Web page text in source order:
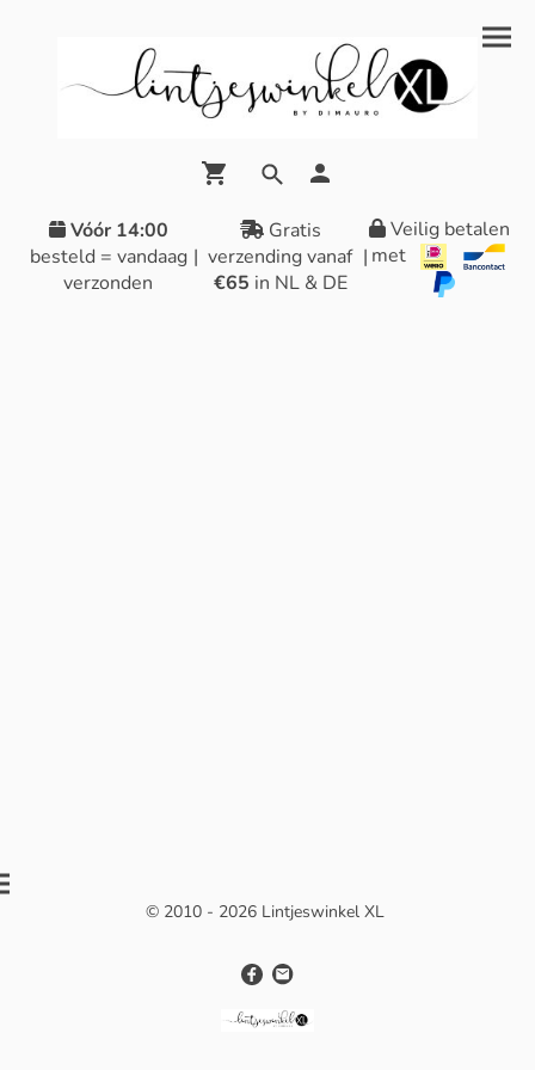
Vóór 14:00
besteld = vandaag
verzonden
|
Gratis
verzending vanaf
€65 in NL & DE
|
Veilig betalen
met
© 2010 - 2026 Lintjeswinkel XL